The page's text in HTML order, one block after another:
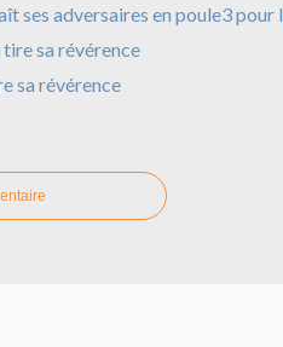
ses adversaires en poule3 pour
sa révérence